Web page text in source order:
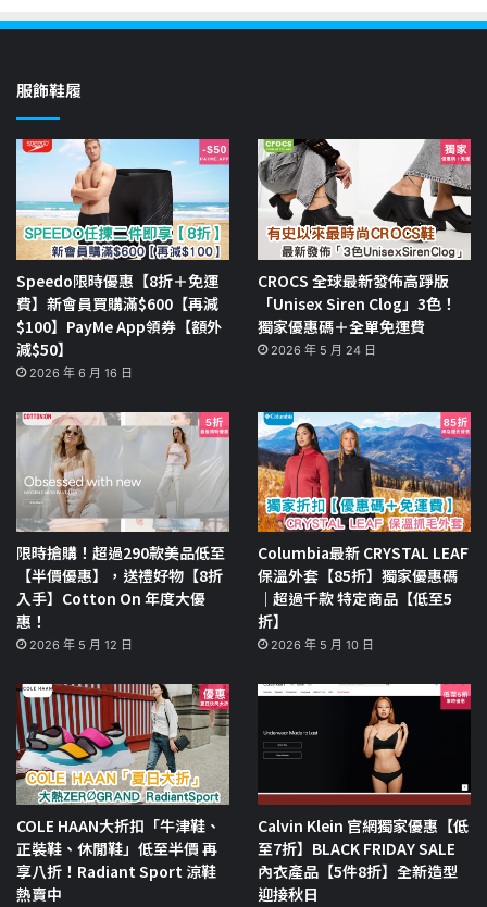
服飾鞋履
Speedo限時優惠【8折＋免運
費】新會員買購滿$600【再減
$100】PayMe App領券【額外
減$50】
2026 年 6 月 16 日
CROCS 全球最新發佈高踭版
「Unisex Siren Clog」3色！
獨家優惠碼＋全單免運費
2026 年 5 月 24 日
限時搶購！超過290款美品低至
【半價優惠】，送禮好物【8折
入手】Cotton On 年度大優
惠！
2026 年 5 月 12 日
Columbia最新 CRYSTAL LEAF
保溫外套【85折】獨家優惠碼
｜超過千款 特定商品【低至5
折】
2026 年 5 月 10 日
COLE HAAN大折扣「牛津鞋、
正裝鞋、休閒鞋」低至半價 再
享八折！Radiant Sport 涼鞋
熱賣中
Calvin Klein 官網獨家優惠【低
至7折】BLACK FRIDAY SALE
內衣產品【5件8折】全新造型
迎接秋日